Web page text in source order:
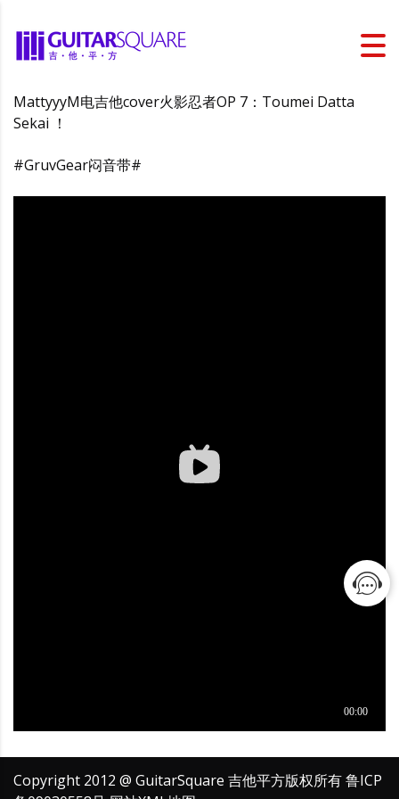
MattyyyM电吉他cover火影忍者OP 7：Toumei Datta
Sekai ！
#GruvGear闷音带#
Copyright 2012 @ GuitarSquare 吉他平方版权所有鲁ICP